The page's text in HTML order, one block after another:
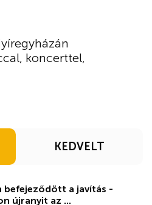
koncerttel,
KEDVELT
befejeződött a javítás -
újranyit az ...